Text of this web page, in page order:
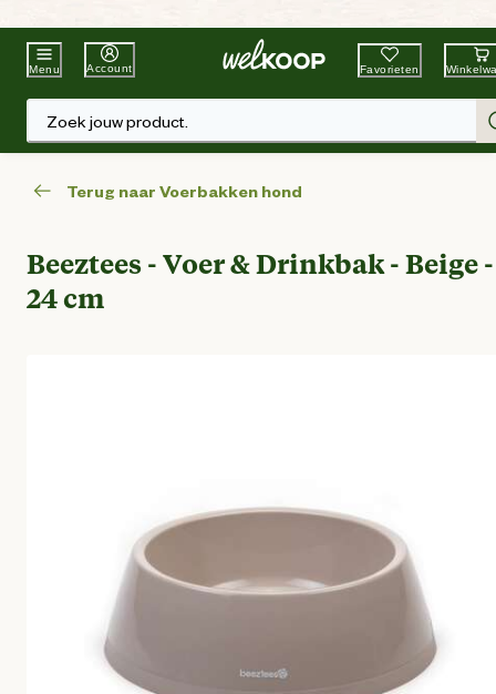
Beste WinkelketenTuin & Dier
Menu Account Favorieten
Zoek jouw product.
Terug naar Voerbakken hond
Beeztees - Voer & Drinkbak - Beige -
24 cm